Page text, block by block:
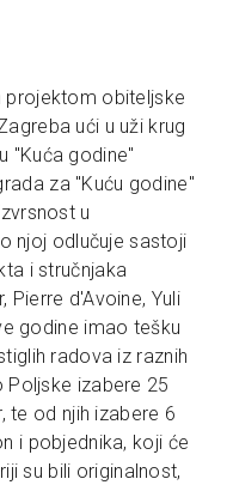
projektom obiteljske
ući u uži krug
"Kuća godine"
za "Kuću godine"
u
njoj odlučuje sastoji
i stručnjaka
Pierre d'Avoine, Yuli
godine imao tešku
radova iz raznih
Poljske izabere 25
te od njih izabere 6
i pobjednika, koji će
su bili originalnost,